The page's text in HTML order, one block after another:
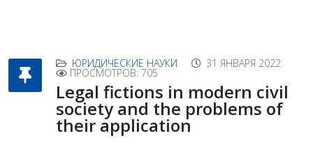
ЮРИДИЧЕСКИЕ НАУКИ 31 ЯНВАРЯ 2022
ПРОСМОТРОВ: 705
Legal fictions in modern civil
society and the problems of
their application